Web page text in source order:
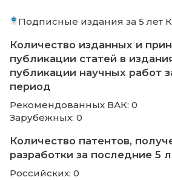
инфраструктуры № 1
получения образования
ограниченными
Приказ и положение об
Договор о
Информация о наличии
беспрепятственного